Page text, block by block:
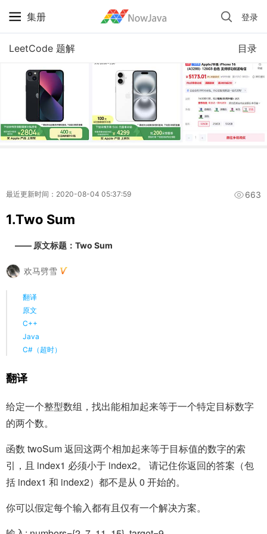
集册 登录
目录
LeetCode 题解iPhone 京东自营 + 国补 / 历史最低价
最近更新时间：2020-08-04 05:37:59 663
1.Two Sum
—— 原文标题：Two Sum
欢马劈雪
翻译
原文
C++
Java
C#（超时）
翻译
给定一个整型数组，找出能相加起来等于一个特定目标数字
的两个数。
函数 twoSum 返回这两个相加起来等于目标值的数字的索
引，且 index1 必须小于 index2。 请记住你返回的答案（包
括 index1 和 index2）都不是从 0 开始的。
你可以假定每个输入都有且仅有一个解决方案。